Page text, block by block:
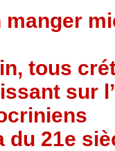
manger
tous
sur
du 21e